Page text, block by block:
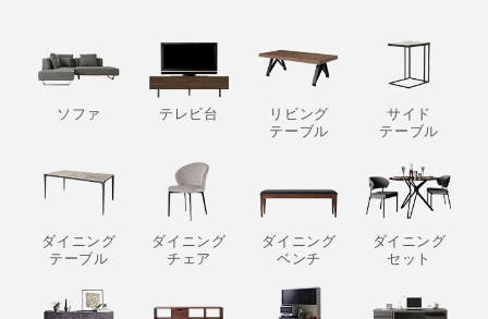
ソファ テレビ台
リビング
テーブル
サイド
テーブル
ダイニング
テーブル
ダイニング
チェア
ダイニング
ベンチ
ダイニング
セット